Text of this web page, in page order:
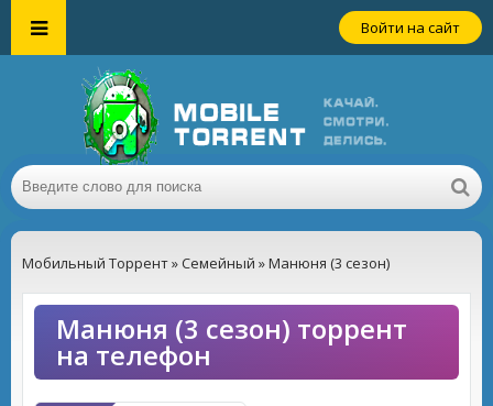
Войти на сайт
Мобильный Торрент»Семейный » Манюня (3 сезон)
Манюня (3 сезон) торрент
на телефон